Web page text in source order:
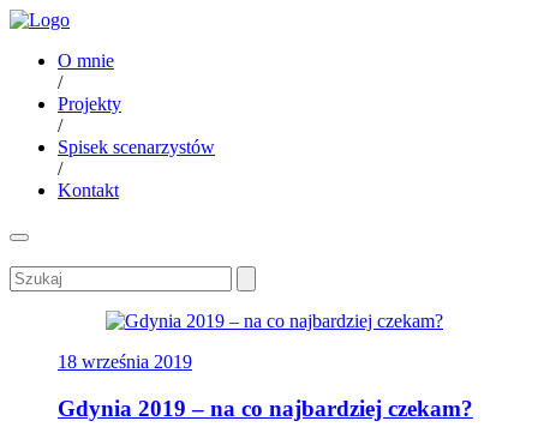
O mnie
/
Projekty
/
Spisek scenarzystów
/
Kontakt
18 września 2019
Gdynia 2019 – na co najbardziej czekam?